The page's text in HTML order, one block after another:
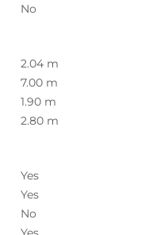
No
2.04 m
7.00 m
1.90 m
2.80 m
Yes
Yes
No